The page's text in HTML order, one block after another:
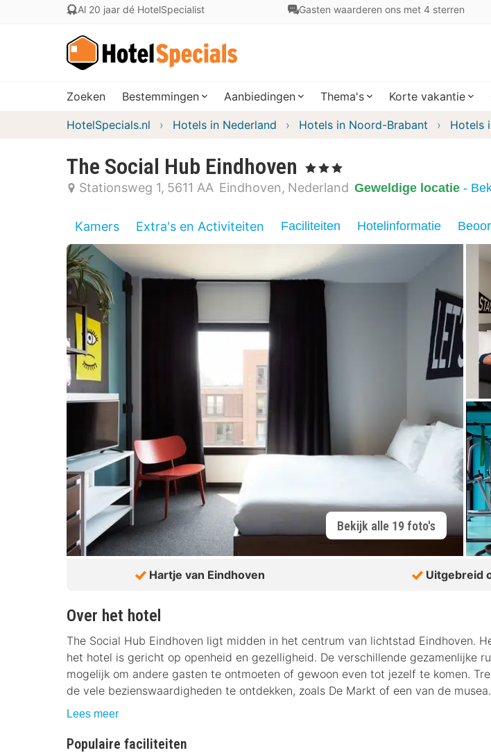
Al 20 jaar dé HotelSpecialist Gasten waarderen ons met 4 sterren
Zoeken Bestemmingen Aanbiedingen Thema's Korte vakantie
HotelSpecials.nl Hotels in Nederland Hotels in Noord-Brabant Hotels
The Social Hub Eindhoven , 3 Sterren
Stationsweg 1 5611 AA Eindhoven Nederland Geweldige locatie -
Kamers Extra's en Activiteiten Faciliteiten Hotelinformatie
Bekijk alle 19 foto's
Hartje van Eindhoven Uitgebreid
Over het hotel
The Social Hub Eindhoven ligt midden in het centrum van lichtstad Eindhoven.
het hotel is gericht op openheid en gezelligheid. De verschillende gezamenlijke
mogelijk om andere gasten te ontmoeten of gewoon even tot jezelf te komen.
de vele bezienswaardigheden te ontdekken, zoals De Markt of een van de musea.
Lees meer
Populaire faciliteiten